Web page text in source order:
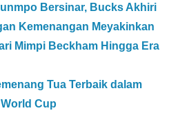
Bersinar, Bucks Akhiri
Kemenangan Meyakinkan
Mimpi Beckham Hingga Era
Tua Terbaik dalam
Cup